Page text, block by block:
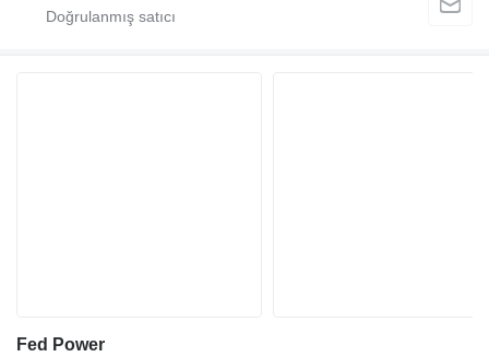
Fed Power